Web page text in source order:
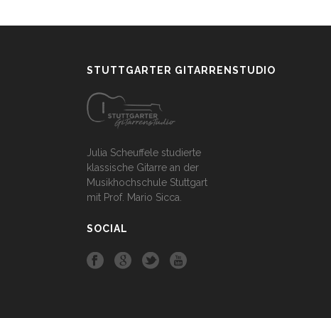
STUTTGARTER GITARRENSTUDIO
Julia Scheuffele studierte
klassische Gitarre an der
Musikhochschule Stuttgart
mit Prof. Mario Sicca.
SOCIAL